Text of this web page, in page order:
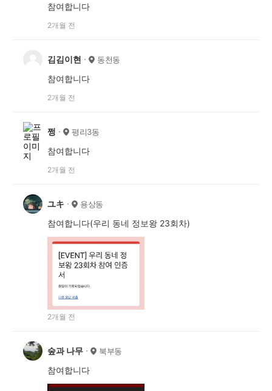
참여합니다
2개월 전
김김이현 동천동
참여합니다
2개월 전
쩡 평리3동
참여합니다
2개월 전
ユキ 용상동
참여합니다(우리 동네 정보왕 23회차)
2개월 전
숲과 나무 북부동
참여합니다